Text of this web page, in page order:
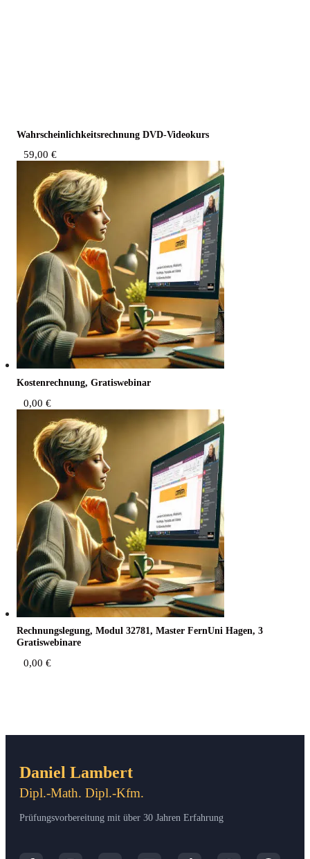
Wahr­schein­lich­keits­rech­nung DVD-Videokurs
59,00 €
Kos­ten­rech­nung, Gratiswebinar
0,00 €
Rech­nungs­le­gung, Modul 32781, Mas­ter Fern­Uni Hagen, 3
Gratiswebinare
0,00 €
Daniel Lambert
Dipl.-Math. Dipl.-Kfm.
Prüfungsvorbereitung mit über 30 Jahren Erfahrung